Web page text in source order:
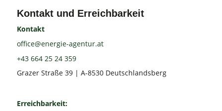
Kontakt und Erreichbarkeit
Kontakt
office@energie-agentur.at
+43 664 25 24 359
Grazer Straße 39 | A-8530 Deutschlandsberg
Erreichbarkeit: